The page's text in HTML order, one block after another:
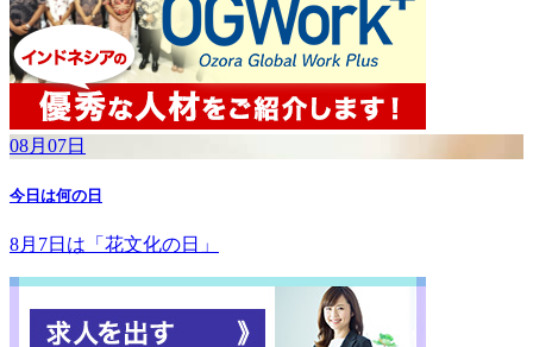
08月07日
今日は何の日
8月7日は「花文化の日」